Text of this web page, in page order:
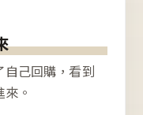
己回購，看到
。